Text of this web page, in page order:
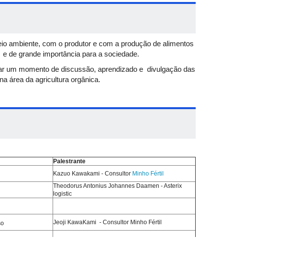
ambiente, com o produtor e com a produção de alimentos
de grande importância para a sociedade.
um momento de discussão, aprendizado e divulgação das
área da agricultura orgânica.
Palestrante
Kazuo Kawakami - Consultor Minho Fértil
Theodorus Antonius Johannes Daamen - Asterix
logistic
Jeoji KawaKami - Consultor Minho Fértil